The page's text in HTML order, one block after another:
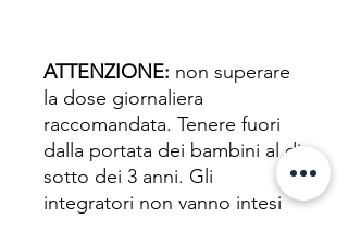
ATTENZIONE: non superare
la dose giornaliera
raccomandata. Tenere fuori
dalla portata dei bambini al di
sotto dei 3 anni. Gli
integratori non vanno intesi